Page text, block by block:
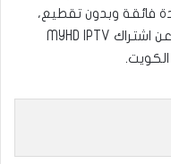
فائقة وبدون تقطيع،
فهذا دليلك الشامل لمعرفة كل شيء عن اشتراك MYHD IPTV